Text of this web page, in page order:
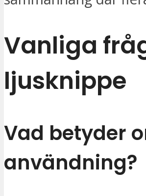
Vanliga
ljusknippe
Vad betyder
användning?